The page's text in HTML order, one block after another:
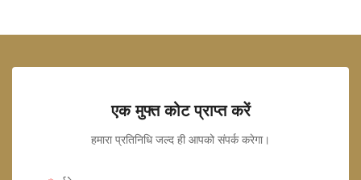
एक मुफ्त कोट प्राप्त करें
हमारा प्रतिनिधि जल्द ही आपको संपर्क करेगा।